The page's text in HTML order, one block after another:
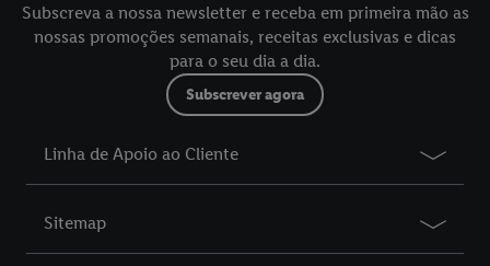
Subscreva a nossa newsletter e receba em primeira mão as
nossas promoções semanais, receitas exclusivas e dicas
para o seu dia a dia.
Subscrever agora
Linha de Apoio ao Cliente
Sitemap